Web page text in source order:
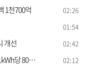
1천700억 02:26
01:54
개선 02:42
80원' 목표 02:12